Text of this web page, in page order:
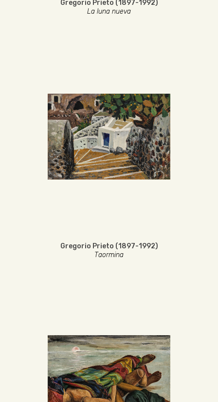
Gregorio Prieto (1897-1992)
La luna nueva
Gregorio Prieto (1897-1992)
Taormina